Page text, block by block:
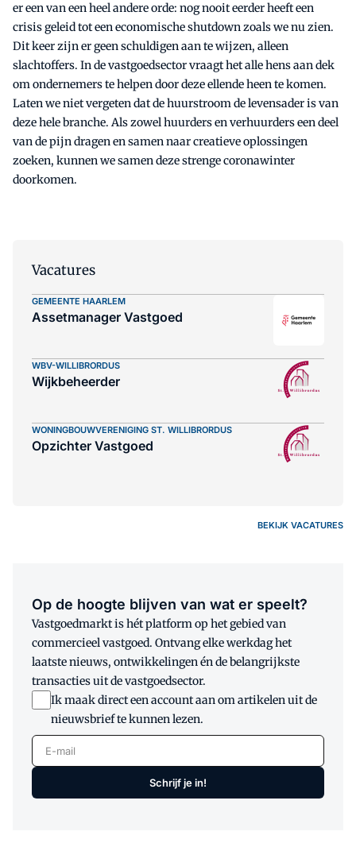
er een van een heel andere orde: nog nooit eerder heeft een
crisis geleid tot een economische shutdown zoals we nu zien.
Dit keer zijn er geen schuldigen aan te wijzen, alleen
slachtoffers. In de vastgoedsector vraagt het alle hens aan dek
om ondernemers te helpen door deze ellende heen te komen.
Laten we niet vergeten dat de huurstroom de levensader is van
deze hele branche. Als zowel huurders en verhuurders een deel
van de pijn dragen en samen naar creatieve oplossingen
zoeken, kunnen we samen deze strenge coronawinter
doorkomen.
Vacatures
GEMEENTE HAARLEM
Assetmanager Vastgoed
WBV-WILLIBRORDUS
Wijkbeheerder
WONINGBOUWVERENIGING ST. WILLIBRORDUS
Opzichter Vastgoed
BEKIJK VACATURES
Op de hoogte blijven van wat er speelt?
Vastgoedmarkt is hét platform op het gebied van
commercieel vastgoed. Ontvang elke werkdag het
laatste nieuws, ontwikkelingen én de belangrijkste
transacties uit de vastgoedsector.
Ik maak direct een account aan om artikelen uit de
nieuwsbrief te kunnen lezen.
E-mail
Schrijf je in!